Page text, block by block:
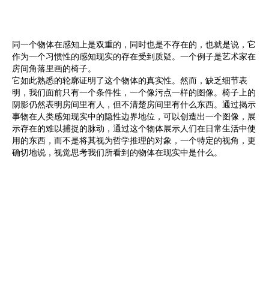
同一个物体在感知上是双重的，同时也是不存在的，也就是说，它
作为一个习惯性的感知现实的存在受到质疑。一个例子是艺术家在
房间角落里画的椅子。
它如此熟悉的轮廓证明了这个物体的真实性。然而，缺乏细节表
明，我们面前只有一个条件性，一个像污点一样的图像。椅子上的
阴影仍然表明房间里有人，但不清楚房间里有什么东西。通过揭示
事物在人类感知现实中的隐性边界地位，可以创造出一个图像，展
示存在的难以捕捉的脉动，通过这个物体展示人们在日常生活中使
用的东西，而不是将其视为哲学推理的对象，一个特定的视角，更
确切地说，视觉思考我们所看到的物体在现实中是什么。